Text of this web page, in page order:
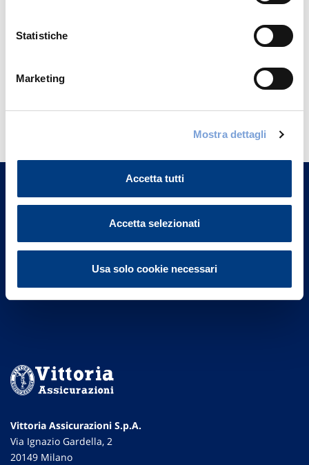
Statistiche
Marketing
Mostra dettagli
Accetta tutti
Accetta selezionati
Usa solo cookie necessari
Hai bisogno di
un nostro Agente.
Vittoria Assicurazioni S.p.A.
Via Ignazio Gardella, 2
20149 Milano